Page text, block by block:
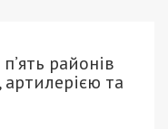
п’ять
БпЛА,